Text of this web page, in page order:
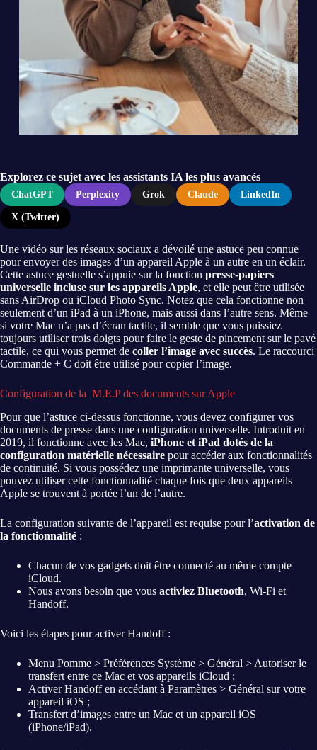
Explorez ce sujet avec les assistants IA les plus avancés
ChatGPT Perplexity Grok Claude LinkedIn
X (Twitter)
Une vidéo sur les réseaux sociaux a dévoilé une astuce peu connue
pour envoyer des images d’un appareil Apple à un autre en un éclair.
Cette astuce gestuelle s’appuie sur la fonction presse-papiers
universelle incluse sur les appareils Apple, et elle peut être utilisée
sans AirDrop ou iCloud Photo Sync. Notez que cela fonctionne non
seulement d’un iPad à un iPhone, mais aussi dans l’autre sens. Même
si votre Mac n’a pas d’écran tactile, il semble que vous puissiez
toujours utiliser trois doigts pour faire le geste de pincement sur le pavé
tactile, ce qui vous permet de coller l’image avec succès. Le raccourci
Commande + C doit être utilisé pour copier l’image.
Configuration de la M.E.P des documents sur Apple
Pour que l’astuce ci-dessus fonctionne, vous devez configurer vos
documents de presse dans une configuration universelle. Introduit en
2019, il fonctionne avec les Mac, iPhone et iPad dotés de la
configuration matérielle nécessaire pour accéder aux fonctionnalités
de continuité. Si vous possédez une imprimante universelle, vous
pouvez utiliser cette fonctionnalité chaque fois que deux appareils
Apple se trouvent à portée l’un de l’autre.
La configuration suivante de l’appareil est requise pour l’activation de
la fonctionnalité :
Chacun de vos gadgets doit être connecté au même compte
iCloud.
Nous avons besoin que vous activiez Bluetooth, Wi-Fi et
Handoff.
Voici les étapes pour activer Handoff :
Menu Pomme > Préférences Système > Général > Autoriser le
transfert entre ce Mac et vos appareils iCloud ;
Activer Handoff en accédant à Paramètres > Général sur votre
appareil iOS ;
Transfert d’images entre un Mac et un appareil iOS
(iPhone/iPad).